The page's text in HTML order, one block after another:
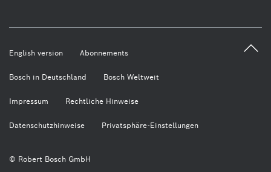
© Robert Bosch GmbH
English version Abonnements
Bosch in Deutschland Bosch Weltweit
Impressum Rechtliche Hinweise
Datenschutzhinweise Privatsphäre-Einstellungen